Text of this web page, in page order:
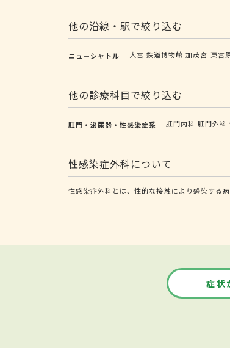
他の沿線・駅で絞り込む
ニューシャトル 大宮 鉄道博物館 加茂宮 東宮
他の診療科目で絞り込む
肛門・泌尿器・性感染症系 肛門内科 肛門外科
性感染症外科について
性感染症外科とは、性的な接触により感染する
症状